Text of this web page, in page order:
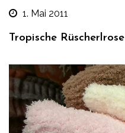
1. Mai 2011
Tropische Rüscherlrose